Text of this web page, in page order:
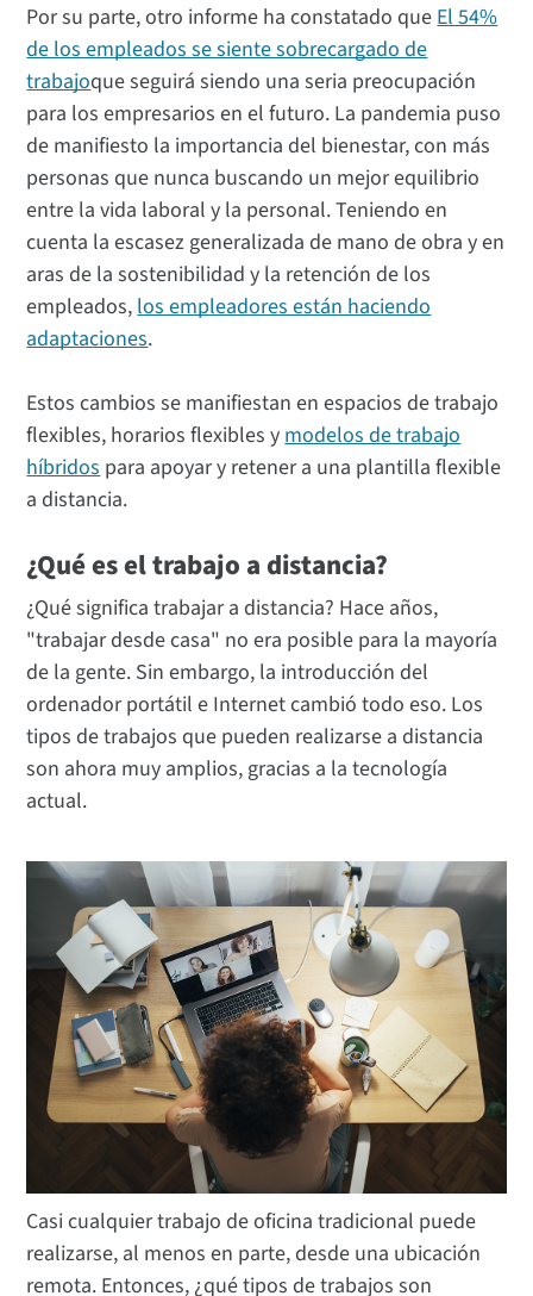
Por su parte, otro informe ha constatado que El 54%
de los empleados se siente sobrecargado de
trabajoque seguirá siendo una seria preocupación
para los empresarios en el futuro. La pandemia puso
de manifiesto la importancia del bienestar, con más
personas que nunca buscando un mejor equilibrio
entre la vida laboral y la personal. Teniendo en
cuenta la escasez generalizada de mano de obra y en
aras de la sostenibilidad y la retención de los
empleados, los empleadores están haciendo
adaptaciones.
Estos cambios se manifiestan en espacios de trabajo
flexibles, horarios flexibles y modelos de trabajo
híbridos para apoyar y retener a una plantilla flexible
a distancia.
¿Qué es el trabajo a distancia?
¿Qué significa trabajar a distancia? Hace años,
"trabajar desde casa" no era posible para la mayoría
de la gente. Sin embargo, la introducción del
ordenador portátil e Internet cambió todo eso. Los
tipos de trabajos que pueden realizarse a distancia
son ahora muy amplios, gracias a la tecnología
actual.
Casi cualquier trabajo de oficina tradicional puede
realizarse, al menos en parte, desde una ubicación
remota. Entonces, ¿qué tipos de trabajos son